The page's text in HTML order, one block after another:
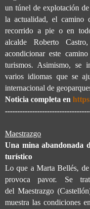
un túnel de explotación
la actualidad, el camino
recorrido a pie o en
alcalde Roberto
acondicionar este
turismos. Asimismo, se
varios idiomas que se
internacional de
Noticia completa en
Maestrazgo
Una mina abandonada
turístico
Lo que a Marta Bellés,
provoca pavor. Se
del Maestrazgo
muestra las condiciones